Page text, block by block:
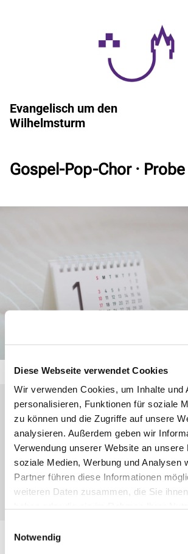
Diese Webseite verwendet Cookies
Wir verwenden Cookies, um Inhalte und
personalisieren, Funktionen für soziale
zu können und die Zugriffe auf unsere
analysieren. Außerdem geben wir
Verwendung unserer Website an unsere
soziale Medien, Werbung und Analysen
Partner führen diese Informationen
weiteren Daten zusammen, die Sie
Notwendig
Evangelisch um den
Wilhelmsturm
Gospel-Pop-Chor · Probe
Donnerstag, 17. September
Uhr
Ev. Gemeindehaus Herborn,
35745 Herborn